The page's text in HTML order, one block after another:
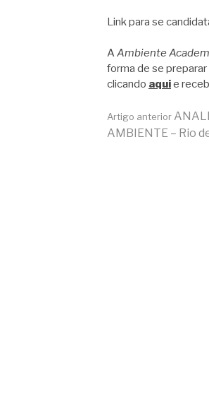
Link para se
AAmbiente
forma de se
clicando aquie
Artigo anterior
AMBIENTE – Rio